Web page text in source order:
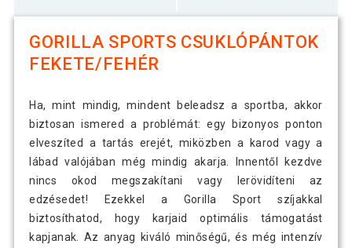
GORILLA SPORTS CSUKLÓPÁNTOK
FEKETE/FEHÉR
Ha, mint mindig, mindent beleadsz a sportba, akkor
biztosan ismered a problémát: egy bizonyos ponton
elveszíted a tartás erejét, miközben a karod vagy a
lábad valójában még mindig akarja. Innentől kezdve
nincs okod megszakítani vagy lerövidíteni az
edzésedet! Ezekkel a Gorilla Sport szíjakkal
biztosíthatod, hogy karjaid optimális támogatást
kapjanak. Az anyag kiváló minőségű, és még intenzív